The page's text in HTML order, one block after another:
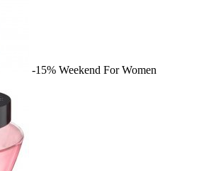
-15% Weekend For Women